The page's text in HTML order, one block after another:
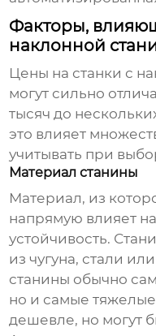
Факторы,
наклонной
Цены на станки с
могут сильно
тысяч до
это влияет
учитывать при
Материал станины
Материал, из
напрямую влияет
устойчивость.
из чугуна, стали
станины обычно
но и самые
дешевле, но могут